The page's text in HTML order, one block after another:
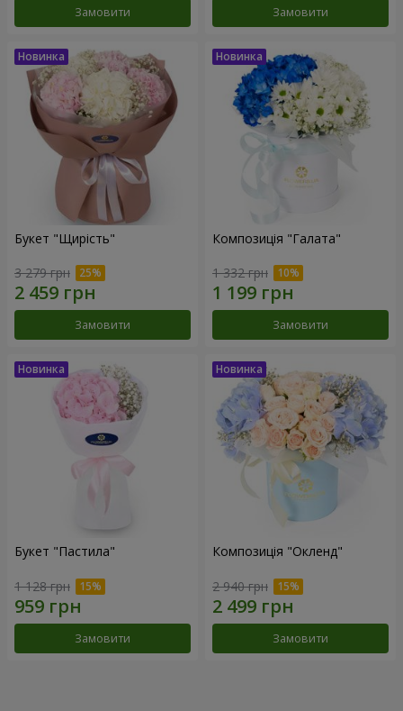
Замовити Замовити
Букет "Щирість"
3 279 грн
Замовити
Композиція "Галата"
1 332 грн
Замовити
Букет "Пастила"
1 128 грн
Замовити
Композиція "Окленд"
2 940 грн
Замовити